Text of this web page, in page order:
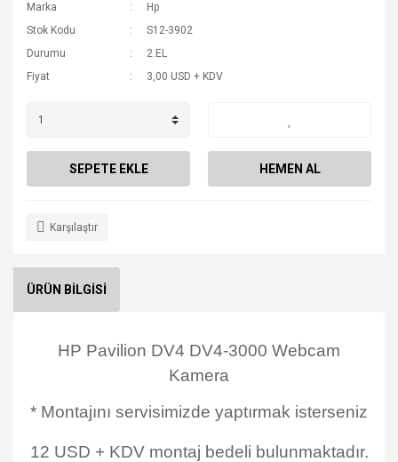
Marka
Hp
Stok Kodu
S12-3902
Durumu
2.EL
Fiyat
3,00 USD + KDV
SEPETE EKLE HEMEN AL
Karşılaştır
ÜRÜN BİLGİSİ
HP Pavilion DV4 DV4-3000 Webcam
Kamera
* Montajını servisimizde yaptırmak isterseniz
12 USD + KDV montaj bedeli bulunmaktadır.